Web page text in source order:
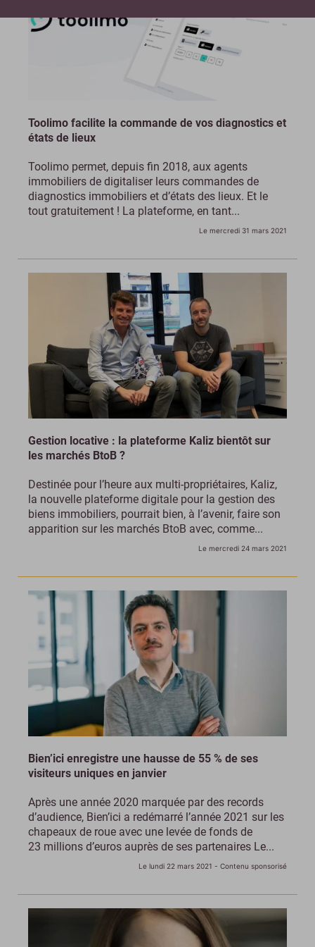
Toolimo facilite la commande de vos diagnostics et
états de lieux
Toolimo permet, depuis fin 2018, aux agents
immobiliers de digitaliser leurs commandes de
diagnostics immobiliers et d’états des lieux. Et le
tout gratuitement ! La plateforme, en tant...
Le mercredi 31 mars 2021
Gestion locative : la plateforme Kaliz bientôt sur
les marchés BtoB ?
Destinée pour l’heure aux multi-propriétaires, Kaliz,
la nouvelle plateforme digitale pour la gestion des
biens immobiliers, pourrait bien, à l’avenir, faire son
apparition sur les marchés BtoB avec, comme...
Le mercredi 24 mars 2021
Bien’ici enregistre une hausse de 55 % de ses
visiteurs uniques en janvier
Après une année 2020 marquée par des records
d’audience, Bien’ici a redémarré l’année 2021 sur les
chapeaux de roue avec une levée de fonds de
23 millions d’euros auprès de ses partenaires Le...
Le lundi 22 mars 2021 - Contenu sponsorisé